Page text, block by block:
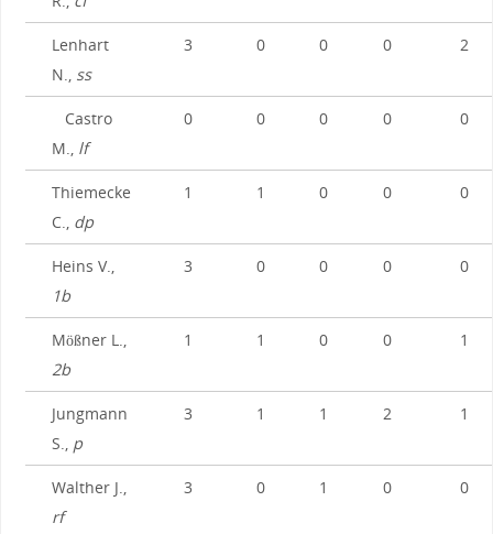
Lenhart
N., ss
3 0 0 0 2
Castro
M., lf
0 0 0 0 0
Thiemecke
C., dp
1 1 0 0 0
Heins V.,
1b
3 0 0 0 0
Mößner L.,
2b
1 1 0 0 1
Jungmann
S., p
3 1 1 2 1
Walther J.,
rf
3 0 1 0 0